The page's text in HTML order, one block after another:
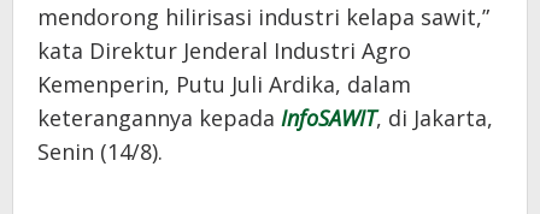
mendorong hilirisasi industri kelapa sawit,”
kata Direktur Jenderal Industri Agro
Kemenperin, Putu Juli Ardika, dalam
keterangannya kepada InfoSAWIT, di Jakarta,
Senin (14/8).